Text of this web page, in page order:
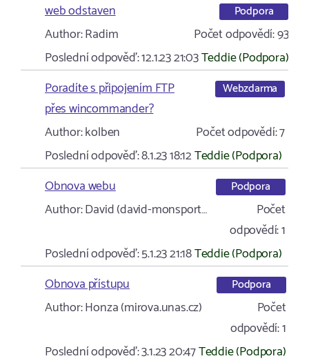
web odstaven
Podpora
Author:Radim Počet odpovědí:93
Poslední odpověď:12.1.23 21:03Teddie (Podpora)
Poradíte s připojením FTP
přes wincommander?
Webzdarma
Author:kolben Počet odpovědí:7
Poslední odpověď:8.1.23 18:12Teddie (Podpora)
Obnova webu
Podpora
Author:David (david-monsport…
Počet
odpovědí:1
Poslední odpověď:5.1.23 21:18Teddie (Podpora)
Obnova přístupu
Podpora
Author:Honza (mirova.unas.cz)
Počet
odpovědí:1
Poslední odpověď:3.1.23 20:47Teddie (Podpora)